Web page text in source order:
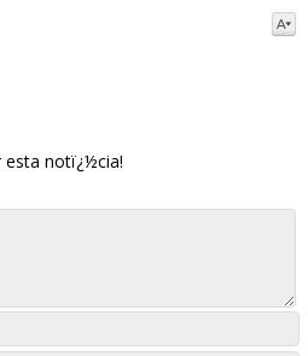
esta notï¿½cia!